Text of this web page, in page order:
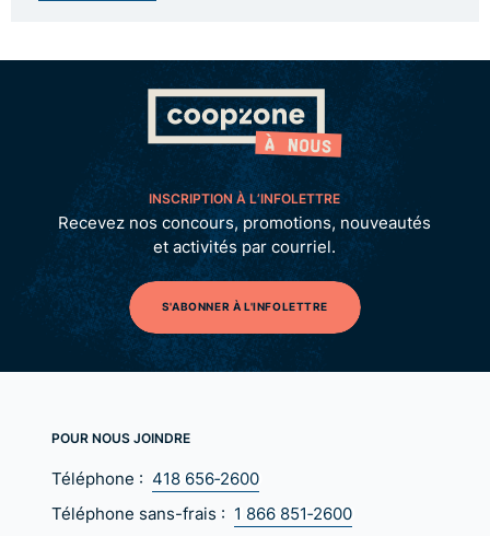
INSCRIPTION À L’INFOLETTRE
Recevez nos concours, promotions, nouveautés
et activités par courriel.
S'ABONNER À L'INFOLETTRE
POUR NOUS JOINDRE
Téléphone : 418 656‑2600
Téléphone sans-frais : 1 866 851‑2600